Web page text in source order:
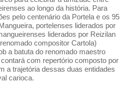
ao longo da história. Para
pelo centenário da Portela e os 95
portelenses liderados por
liderados por Reizilan
compositor Cartola)
a batuta do renomado maestro
com repertório composto por
a trajetória dessas duas entidades
carioca.